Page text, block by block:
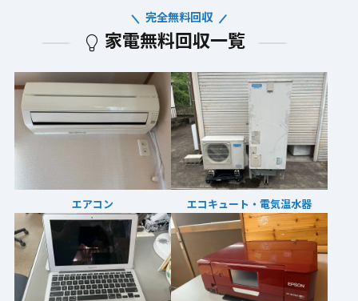
家電無料回収一覧
完全無料回収
エアコン エコキュート・電気温水器